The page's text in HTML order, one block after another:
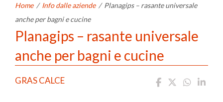
Home / Info dalle aziende / Planagips – rasante universale
anche per bagni e cucine
Planagips – rasante universale
anche per bagni e cucine
GRAS CALCE